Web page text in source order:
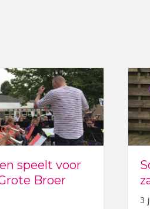
speelt voor
Broer
3